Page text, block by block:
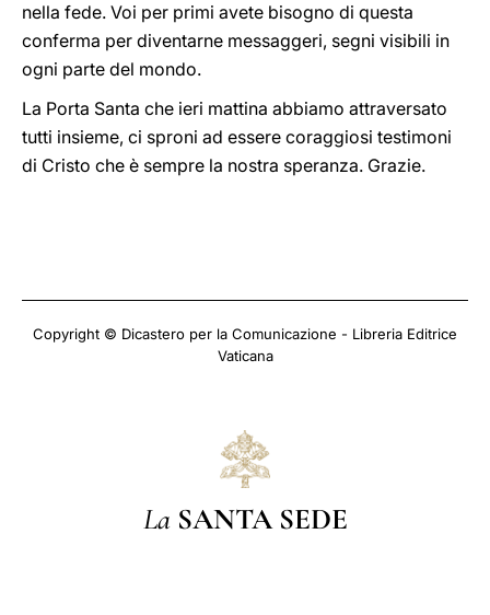
nella fede. Voi per primi avete bisogno di questa
conferma per diventarne messaggeri, segni visibili in
ogni parte del mondo.
La Porta Santa che ieri mattina abbiamo attraversato
tutti insieme, ci sproni ad essere coraggiosi testimoni
di Cristo che è sempre la nostra speranza. Grazie.
Copyright © Dicastero per la Comunicazione - Libreria Editrice
Vaticana
La SANTA SEDE